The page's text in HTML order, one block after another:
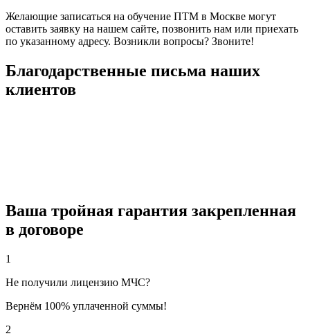
Желающие записаться на обучение ПТМ в Москве могут
оставить заявку на нашем сайте, позвонить нам или приехать
по указанному адресу. Возникли вопросы? Звоните!
Благодарственные письма наших
клиентов
Ваша тройная гарантия закрепленная
в договоре
1
Не получили лицензию МЧС?
Вернём 100% уплаченной суммы!
2